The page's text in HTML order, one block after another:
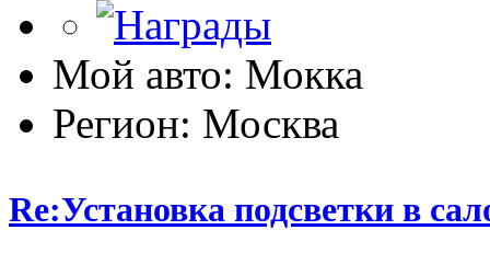
Мой авто: Мокка
Регион: Москва
Re:Установка подсветки в